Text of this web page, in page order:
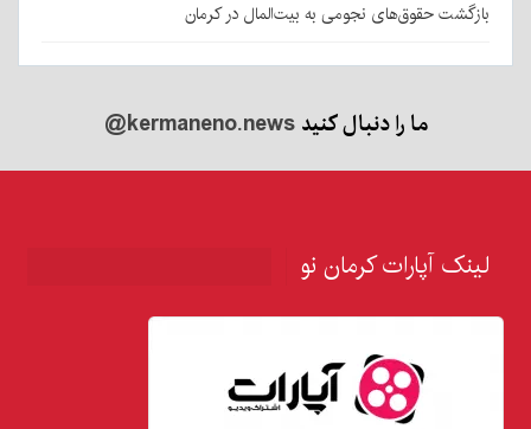
بازگشت حقوق‌های نجومی به بیت‌المال در کرمان
ما را دنبال کنید@kermaneno.news
لینک آپارات کرمان نو